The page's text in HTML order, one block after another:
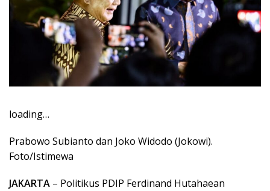
loading…
Prabowo Subianto dan Joko Widodo (Jokowi).
Foto/Istimewa
JAKARTA – Politikus PDIP Ferdinand Hutahaean